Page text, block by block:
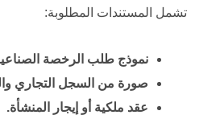
تشمل المستندات المطلوبة:​
​نموذج طلب الرخصة
​صورة من السجل التجاري
​عقد ملكية أو إيجار المنشأة.